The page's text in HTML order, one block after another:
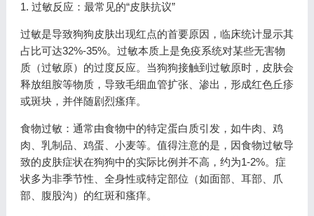
1. 过敏反应：最常见的“皮肤抗议”
过敏是导致狗狗皮肤出现红点的首要原因，临床统计显示其
占比可达32%-35%。过敏本质上是免疫系统对某些无害物
质（过敏原）的过度反应。当狗狗接触到过敏原时，皮肤会
释放组胺等物质，导致毛细血管扩张、渗出，形成红色丘疹
或斑块，并伴随剧烈瘙痒。
食物过敏：通常由食物中的特定蛋白质引发，如牛肉、鸡
肉、乳制品、鸡蛋、小麦等。值得注意的是，因食物过敏导
致的皮肤症状在狗狗中的实际比例并不高，约为1-2%。症
状多为非季节性、全身性或特定部位（如面部、耳部、爪
部、腹股沟）的红斑和瘙痒。